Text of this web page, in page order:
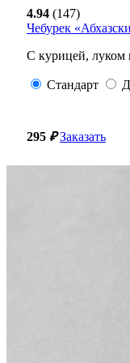
4.94 (147)
Чебурек
С курицей, луком
Стандарт
295 ₽ Заказать